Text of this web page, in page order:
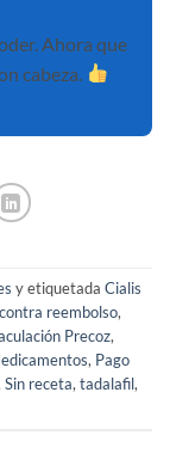
Ahora que
cabeza.
y etiquetada Cialis
contra reembolso,
Precoz,
, Pago
Sin receta, tadalafil,